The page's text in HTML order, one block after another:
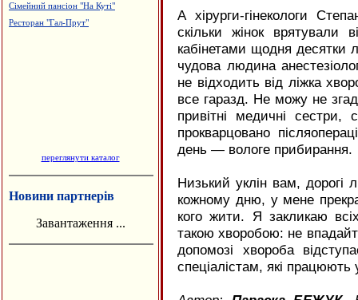
Сімейний пансіон "На Куті"
Ресторан "Гал-Прут"
переглянути каталог
Новини партнерів
Завантаження ...
А хірурги-гінекологи
скільки жінок врятували
кабінетами щодня десятки
чудова людина
не відходить від ліжка
все гаразд. Не можу не
привітні медичні сестри,
прокварцовано
день — вологе прибирання.
Низький уклін вам, дорогі
кожному дню, у мене
кого жити. Я закликаю
такою хворобою: не
допомозі хвороба
спеціалістам, які працюють